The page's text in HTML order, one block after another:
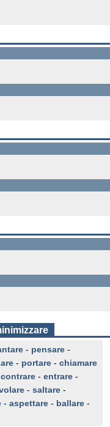
- pensare -
- portare - chiamare
- entrare -
- saltare -
- aspettare - ballare -